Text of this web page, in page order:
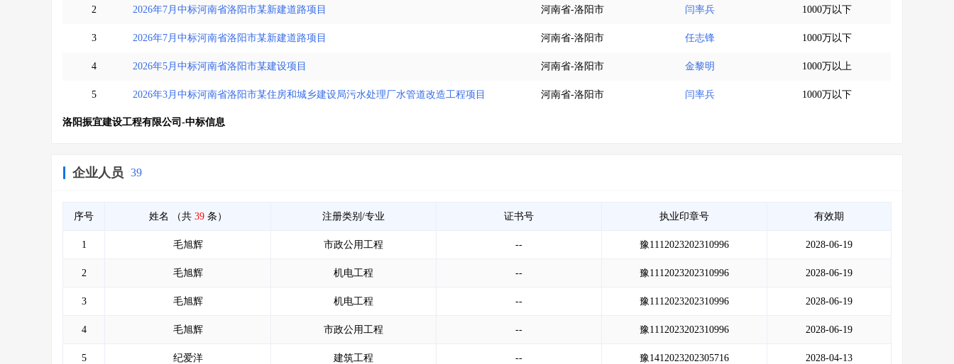
2 2026年7月中标河南省洛阳市某新建道路项目 河南省-洛阳市 闫率兵 1000万以下
3 2026年7月中标河南省洛阳市某新建道路项目 河南省-洛阳市 任志锋 1000万以下
4 2026年5月中标河南省洛阳市某建设项目 河南省-洛阳市 金黎明 1000万以上
5 2026年3月中标河南省洛阳市某住房和城乡建设局污水处理厂水管道改造工程项目 河南省-洛阳市 闫率兵 1000万以下
洛阳振宜建设工程有限公司-中标信息
企业人员 39
序号 姓名 （共 39条） 注册类别/专业 证书号 执业印章号 有效期
1 毛旭辉 市政公用工程 -- 豫1112023202310996 2028-06-19
2 毛旭辉 机电工程 -- 豫1112023202310996 2028-06-19
3 毛旭辉 机电工程 -- 豫1112023202310996 2028-06-19
4 毛旭辉 市政公用工程 -- 豫1112023202310996 2028-06-19
5 纪爱洋 建筑工程 -- 豫1412023202305716 2028-04-13